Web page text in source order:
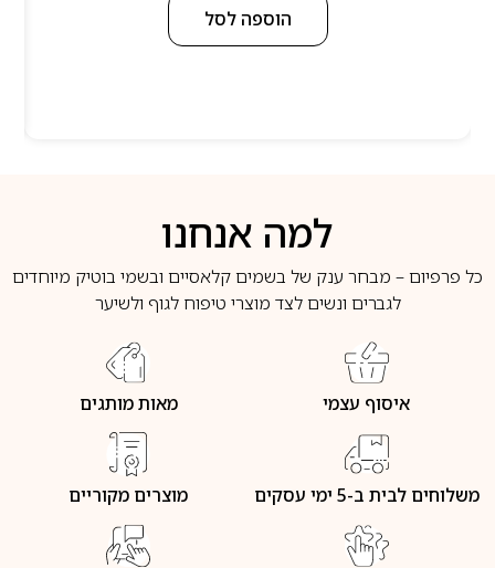
הוספה לסל
למה אנחנו
כל פרפיום – מבחר ענק של בשמים קלאסיים ובשמי בוטיק מיוחדים
לגברים ונשים לצד מוצרי טיפוח לגוף ולשיער
איסוף עצמי מאות מותגים
משלוחים לבית ב-5 ימי עסקים מוצרים מקוריים